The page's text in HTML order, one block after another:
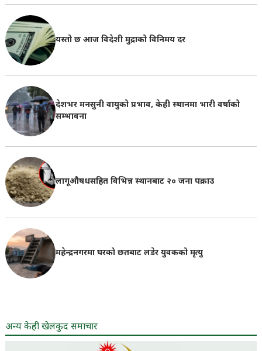
यस्तो छ आज विदेशी मुद्राको विनिमय दर
देशभर मनसुनी वायुको प्रभाव, केही स्थानमा भारी वर्षाको
सम्भावना
लागूऔषधसहित विभिन्न स्थानबाट २० जना पक्राउ
महेन्द्रनगरमा घरको छतबाट लडेर युवकको मृत्यु
अन्य केही खेलकुद समाचार